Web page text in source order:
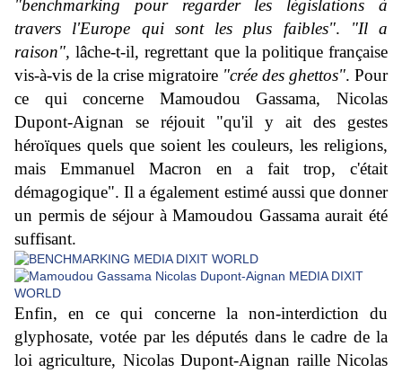
"benchmarking pour regarder les législations à
travers l'Europe qui sont les plus faibles". "Il a
raison", lâche-t-il, regrettant que la politique française
vis-à-vis de la crise migratoire "crée des ghettos". Pour
ce qui concerne Mamoudou Gassama, Nicolas
Dupont-Aignan se réjouit "qu'il y ait des gestes
héroïques quels que soient les couleurs, les religions,
mais Emmanuel Macron en a fait trop, c'était
démagogique". Il a également estimé aussi que donner
un permis de séjour à Mamoudou Gassama aurait été
suffisant.
Enfin, en ce qui concerne la non-interdiction du
glyphosate, votée par les députés dans le cadre de la
loi agriculture, Nicolas Dupont-Aignan raille Nicolas